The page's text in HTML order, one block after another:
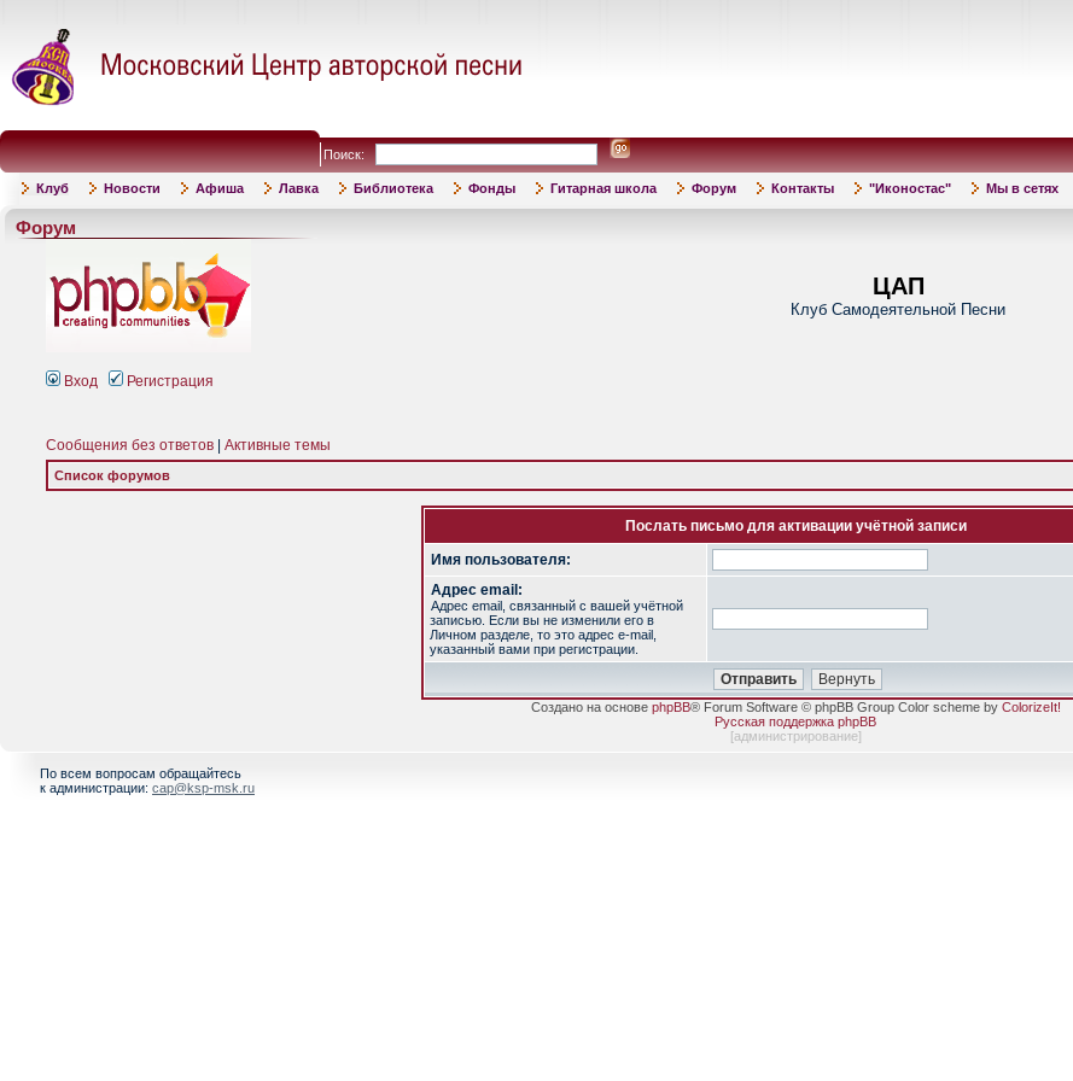
Поиск:
Клуб Новости Афиша Лавка Библиотека Фонды Гитарная школа Форум Контакты "Иконостас" Мы в сетях
Форум
ЦАП
Клуб Самодеятельной Песни
Вход Регистрация
Сообщения без ответов Активные темы
Список форумов
Послать письмо для активации учётной записи
Имя пользователя:
Адрес email:
Адрес email, связанный с вашей учётной
записью. Если вы не изменили его в
Личном разделе, то это адрес e-mail,
указанный вами при регистрации.
Создано на основе phpBB® Forum Software © phpBB Group Color scheme by ColorizeIt!
Русская поддержка phpBB
[администрирование]
По всем вопросам обращайтесь
к администрации: cap@ksp-msk.ru